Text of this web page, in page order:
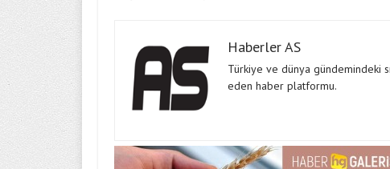
Haberler AS
Türkiye ve dünya gündemindeki
eden haber platformu.